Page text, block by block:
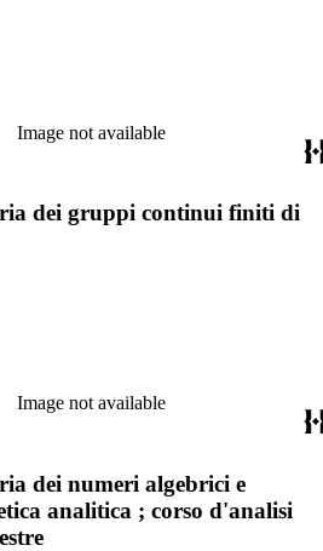
Image not available
dei gruppi continui finiti di
Image not available
dei numeri algebrici e
analitica ; corso d'analisi